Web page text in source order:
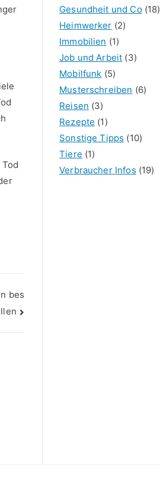
bes
Gesundheit und Co(18)
Heimwerker (2)
Immobilien (1)
Job und Arbeit (3)
Mobilfunk (5)
Musterschreiben (6)
Reisen (3)
Rezepte (1)
Sonstige Tipps (10)
Tiere (1)
Verbraucher Infos (19)